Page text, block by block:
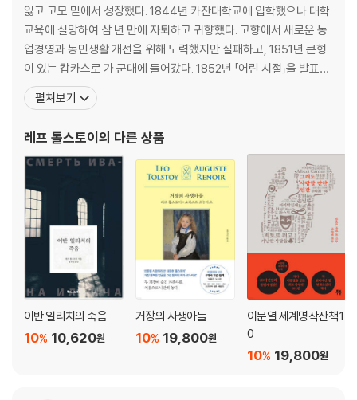
잃고 고모 밑에서 성장했다. 1844년 카잔대학교에 입학했으나 대학
교육에 실망하여 삼 년 만에 자퇴하고 귀향했다. 고향에서 새로운 농
업경영과 농민생활 개선을 위해 노력했지만 실패하고, 1851년 큰형
이 있는 캅카스로 가 군대에 들어갔다. 1852년 「어린 시절」을 발표하
고, 네크라소프의 추천으로 잡지 〈동시대인〉에 익명으로 연재를 시작
하면서 왕성한 창작활동을 하는 한편, 농업경영과 교육활동에도 매
과 평화』 『안나 카레니나』 등의 대작을 집필하
펼쳐보기
레프 톨스토이의 다른 상품
이반 일리치의 죽음
10,620원
10%
거장의 사생아들
19,800원
10%
이문열 세계명작산책 1
0
19,800원
10%